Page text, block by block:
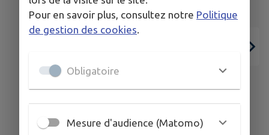
Pour en savoir plus, consultez notre Politique
de gestion des cookies.
Obligatoire
Mesure d'audience (Matomo)